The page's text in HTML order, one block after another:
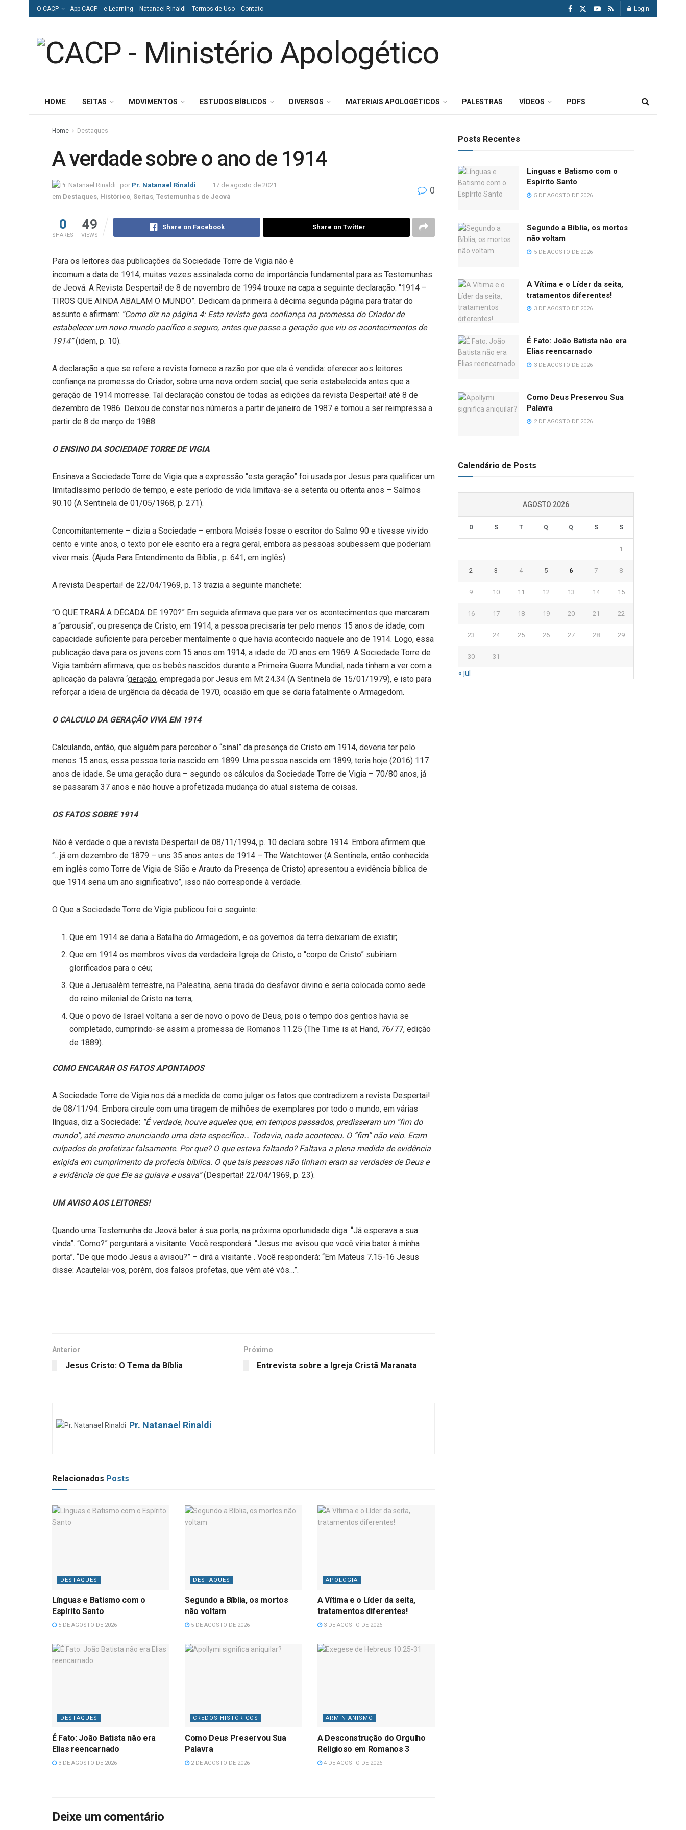
O CACP App CACP e-Learning Natanael Rinaldi Termos de Uso Contato Login
HOME SEITAS MOVIMENTOS ESTUDOS BÍBLICOS DIVERSOS MATERIAIS APOLOGÉTICOS PALESTRAS VÍDEOS PDFS
Home Destaques
A verdade sobre o ano de 1914
por Pr. Natanael Rinaldi
17 de agosto de 2021
em Destaques, Histórico, Seitas, Testemunhas de Jeová
0
0
SHARES
49
VIEWS
Share on Facebook Share on Twitter
Para os leitores das publicações da Sociedade Torre de Vigia não é
incomum a data de 1914, muitas vezes assinalada como de importância fundamental para as Testemunhas
de Jeová. A Revista Despertai! de 8 de novembro de 1994 trouxe na capa a seguinte declaração: “1914 –
TIROS QUE AINDA ABALAM O MUNDO”. Dedicam da primeira à décima segunda página para tratar do
assunto e afirmam: “Como diz na página 4: Esta revista gera confiança na promessa do Criador de
estabelecer um novo mundo pacífico e seguro, antes que passe a geração que viu os acontecimentos de
1914”(idem, p. 10).
A declaração a que se refere a revista fornece a razão por que ela é vendida: oferecer aos leitores
confiança na promessa do Criador, sobre uma nova ordem social, que seria estabelecida antes que a
geração de 1914 morresse. Tal declaração constou de todas as edições da revista Despertai! até 8 de
dezembro de 1986. Deixou de constar nos números a partir de janeiro de 1987 e tornou a ser reimpressa a
partir de 8 de março de 1988.
O ENSINO DA SOCIEDADE TORRE DE VIGIA
Ensinava a Sociedade Torre de Vigia que a expressão “esta geração” foi usada por Jesus para qualificar um
limitadíssimo período de tempo, e este período de vida limitava-se a setenta ou oitenta anos – Salmos
90.10 (A Sentinela de 01/05/1968, p. 271).
Concomitantemente – dizia a Sociedade – embora Moisés fosse o escritor do Salmo 90 e tivesse vivido
cento e vinte anos, o texto por ele escrito era a regra geral, embora as pessoas soubessem que poderiam
viver mais. (Ajuda Para Entendimento da Bíblia , p. 641, em inglês).
A revista Despertai! de 22/04/1969, p. 13 trazia a seguinte manchete:
“O QUE TRARÁ A DÉCADA DE 1970?” Em seguida afirmava que para ver os acontecimentos que marcaram
a “parousia”, ou presença de Cristo, em 1914, a pessoa precisaria ter pelo menos 15 anos de idade, com
capacidade suficiente para perceber mentalmente o que havia acontecido naquele ano de 1914. Logo, essa
publicação dava para os jovens com 15 anos em 1914, a idade de 70 anos em 1969. A Sociedade Torre de
Vigia também afirmava, que os bebês nascidos durante a Primeira Guerra Mundial, nada tinham a ver com a
aplicação da palavra ‘geração, empregada por Jesus em Mt 24.34 (A Sentinela de 15/01/1979), e isto para
reforçar a ideia de urgência da década de 1970, ocasião em que se daria fatalmente o Armagedom.
O CALCULO DA GERAÇÃO VIVA EM 1914
Calculando, então, que alguém para perceber o “sinal” da presença de Cristo em 1914, deveria ter pelo
menos 15 anos, essa pessoa teria nascido em 1899. Uma pessoa nascida em 1899, teria hoje (2016) 117
anos de idade. Se uma geração dura – segundo os cálculos da Sociedade Torre de Vigia – 70/80 anos, já
se passaram 37 anos e não houve a profetizada mudança do atual sistema de coisas.
OS FATOS SOBRE 1914
Não é verdade o que a revista Despertai! de 08/11/1994, p. 10 declara sobre 1914. Embora afirmem que.
“…já em dezembro de 1879 – uns 35 anos antes de 1914 – The Watchtower (A Sentinela, então conhecida
em inglês como Torre de Vigia de Sião e Arauto da Presença de Cristo) apresentou a evidência bíblica de
que 1914 seria um ano significativo”, isso não corresponde à verdade.
O Que a Sociedade Torre de Vigia publicou foi o seguinte:
Que em 1914 se daria a Batalha do Armagedom, e os governos da terra deixariam de existir;
Que em 1914 os membros vivos da verdadeira Igreja de Cristo, o “corpo de Cristo” subiriam
glorificados para o céu;
Que a Jerusalém terrestre, na Palestina, seria tirada do desfavor divino e seria colocada como sede
do reino milenial de Cristo na terra;
Que o povo de Israel voltaria a ser de novo o povo de Deus, pois o tempo dos gentios havia se
completado, cumprindo-se assim a promessa de Romanos 11.25 (The Time is at Hand, 76/77, edição
de 1889).
COMO ENCARAR OS FATOS APONTADOS
A Sociedade Torre de Vigia nos dá a medida de como julgar os fatos que contradizem a revista Despertai!
de 08/11/94. Embora circule com uma tiragem de milhões de exemplares por todo o mundo, em várias
línguas, diz a Sociedade: “É verdade, houve aqueles que, em tempos passados, predisseram um “fim do
mundo”, até mesmo anunciando uma data específica… Todavia, nada aconteceu. O “fim” não veio. Eram
culpados de profetizar falsamente. Por que? O que estava faltando? Faltava a plena medida de evidência
exigida em cumprimento da profecia bíblica. O que tais pessoas não tinham eram as verdades de Deus e
a evidência de que Ele as guiava e usava”(Despertai! 22/04/1969, p. 23).
UM AVISO AOS LEITORES!
Quando uma Testemunha de Jeová bater à sua porta, na próxima oportunidade diga: “Já esperava a sua
vinda”. “Como?” perguntará a visitante. Você responderá: “Jesus me avisou que você viria bater à minha
porta”. “De que modo Jesus a avisou?” – dirá a visitante . Você responderá: “Em Mateus 7.15-16 Jesus
disse: Acautelai-vos, porém, dos falsos profetas, que vêm até vós…”.
Anterior
Jesus Cristo: O Tema da Bíblia
Próximo
Entrevista sobre a Igreja Cristã Maranata
Pr. Natanael Rinaldi
Relacionados Posts
DESTAQUES
Línguas e Batismo com o
Espírito Santo
5 DE AGOSTO DE 2026
DESTAQUES
Segundo a Bíblia, os mortos
não voltam
5 DE AGOSTO DE 2026
APOLOGIA
A Vítima e o Líder da seita,
tratamentos diferentes!
3 DE AGOSTO DE 2026
DESTAQUES
É Fato: João Batista não era
Elias reencarnado
3 DE AGOSTO DE 2026
CREDOS HISTÓRICOS
Como Deus Preservou Sua
Palavra
2 DE AGOSTO DE 2026
ARMINIANISMO
A Desconstrução do Orgulho
Religioso em Romanos 3
4 DE AGOSTO DE 2026
Deixe um comentário
Posts Recentes
Línguas e Batismo com o
Espírito Santo
5 DE AGOSTO DE 2026
Segundo a Bíblia, os mortos
não voltam
5 DE AGOSTO DE 2026
A Vítima e o Líder da seita,
tratamentos diferentes!
3 DE AGOSTO DE 2026
É Fato: João Batista não era
Elias reencarnado
3 DE AGOSTO DE 2026
Como Deus Preservou Sua
Palavra
2 DE AGOSTO DE 2026
Calendário de Posts
AGOSTO 2026
D S T Q Q S S
1
2 3 4 5 6 7 8
9 10 11 12 13 14 15
16 17 18 19 20 21 22
23 24 25 26 27 28 29
30 31
« jul